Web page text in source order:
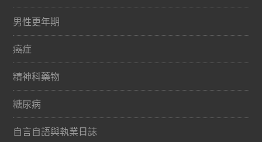
男性更年期
癌症
精神科藥物
糖尿病
自言自語與執業日誌